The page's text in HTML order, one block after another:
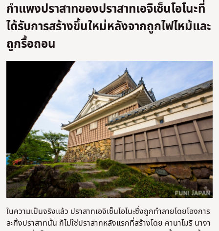
กำแพงปราสาทของปราสาทเอจิเซ็นโอโนะที่
ได้รับการสร้างขึ้นใหม่หลังจากถูกไฟไหม้และ
ถูกรื้อถอน
ในความเป็นจริงแล้ว ปราสาทเอจิเซ็นโอโนะซึ่งถูกทำลายโดยโองการ
ละทิ้งปราสาทนั้น ก็ไม่ใช่ปราสาทหลังแรกที่สร้างโดย คานาโมริ นางา